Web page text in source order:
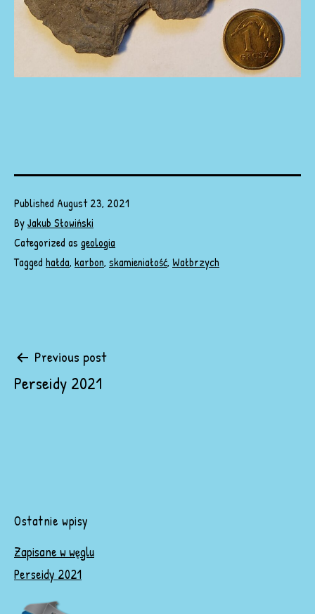
Published August 23, 2021
ByJakub Słowiński
Categorized as geologia
Tagged hałda, karbon, skamieniałość, Wałbrzych
Post
navigation
Previous post
Perseidy 2021
Ostatnie wpisy
Zapisane w węglu
Perseidy 2021